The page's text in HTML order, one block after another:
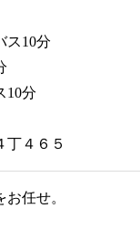
10分
分
丁４６５
任せ。